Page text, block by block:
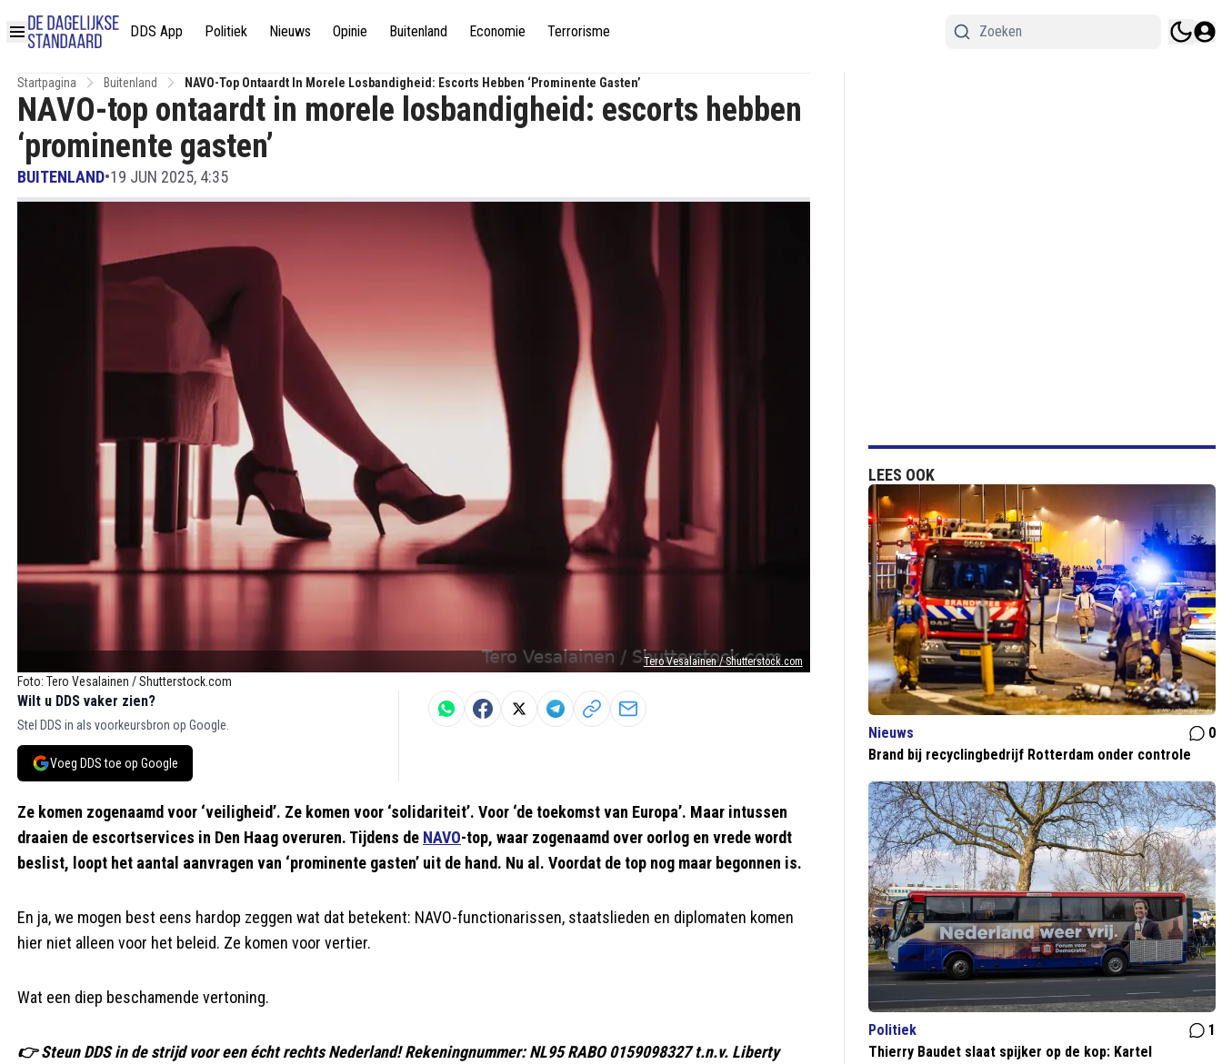
DDS App Politiek Nieuws Opinie Buitenland Economie Terrorisme
Startpagina Buitenland NAVO-Top Ontaardt In Morele Losbandigheid: Escorts Hebben ‘prominente Gasten’
Tero Vesalainen / Shutterstock.com
Foto: Tero Vesalainen / Shutterstock.com
NAVO-top ontaardt in morele losbandigheid: escorts hebben
‘prominente gasten’
BUITENLAND•19 JUN 2025, 4:35
Wilt u DDS vaker zien?
Stel DDS in als voorkeursbron op Google.
Voeg DDS toe op Google
Ze komen zogenaamd voor ‘veiligheid’. Ze komen voor ‘solidariteit’. Voor ‘de toekomst van Europa’. Maar intussen
draaien de escortservices in Den Haag overuren. Tijdens de NAVO-top, waar zogenaamd over oorlog en vrede wordt
beslist, loopt het aantal aanvragen van ‘prominente gasten’ uit de hand. Nu al. Voordat de top nog maar begonnen is.
En ja, we mogen best eens hardop zeggen wat dat betekent: NAVO-functionarissen, staatslieden en diplomaten komen
hier niet alleen voor het beleid. Ze komen voor vertier.
Wat een diep beschamende vertoning.
👉 Steun DDS in de strijd voor een écht rechts Nederland! Rekeningnummer: NL95 RABO 0159098327 t.n.v. Liberty
LEES OOK
Nieuws
0
Brand bij recyclingbedrijf Rotterdam onder controle
Politiek
1
Thierry Baudet slaat spijker op de kop: Kartel